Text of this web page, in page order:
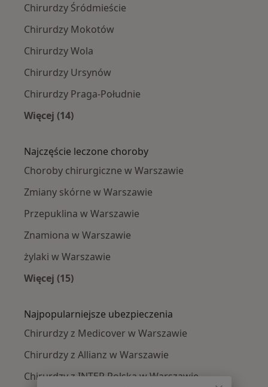
Chirurdzy Śródmieście
Chirurdzy Mokotów
Chirurdzy Wola
Chirurdzy Ursynów
Chirurdzy Praga-Południe
Więcej (14)
Najczęście leczone choroby
Choroby chirurgiczne w Warszawie
Zmiany skórne w Warszawie
Przepuklina w Warszawie
Znamiona w Warszawie
żylaki w Warszawie
Więcej (15)
Najpopularniejsze ubezpieczenia
Chirurdzy z Medicover w Warszawie
Chirurdzy z Allianz w Warszawie
Chirurdzy z INTER Polska w Warszawie